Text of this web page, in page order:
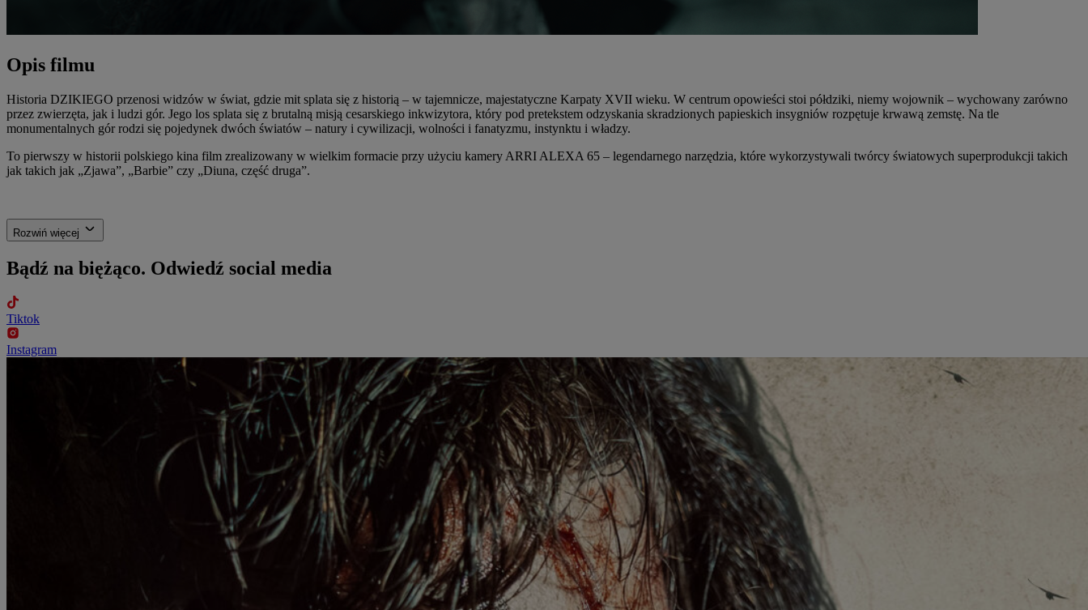
Opis filmu
Historia DZIKIEGO przenosi widzów w świat, gdzie mit splata się z historią – w tajemnicze, majestatyczne Karpaty XVII wieku. W centrum opowieści stoi półdziki, niemy wojownik – wychowany zarówno
przez zwierzęta, jak i ludzi gór. Jego los splata się z brutalną misją cesarskiego inkwizytora, który pod pretekstem odzyskania skradzionych papieskich insygniów rozpętuje krwawą zemstę. Na tle
monumentalnych gór rodzi się pojedynek dwóch światów – natury i cywilizacji, wolności i fanatyzmu, instynktu i władzy.
To pierwszy w historii polskiego kina film zrealizowany w wielkim formacie przy użyciu kamery ARRI ALEXA 65 – legendarnego narzędzia, które wykorzystywali twórcy światowych superprodukcji takich
jak takich jak „Zjawa”, „Barbie” czy „Diuna, część druga”.
Rozwiń więcej
Bądź na biężąco. Odwiedź social media
Tiktok
Instagram